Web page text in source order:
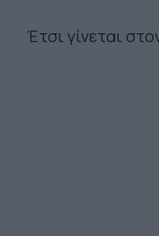
Έτσι γίνεται